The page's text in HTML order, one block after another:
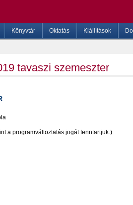
Könyvtár Oktatás Kiállítások
tavaszi szemeszter
a programváltoztatás jogát fenntartjuk.)